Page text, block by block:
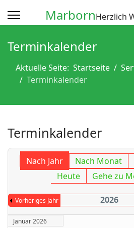
MarbornHerzlich
Terminkalender
Aktuelle Seite: Startseite
Terminkalender
Terminkalender
Nach Jahr Nach Monat
Heute
Gehe zu
Vorheriges Jahr 2026
Januar 2026